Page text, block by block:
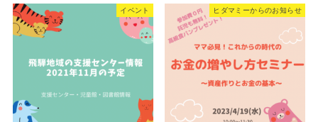
イベント ヒダマミーからのお知らせ